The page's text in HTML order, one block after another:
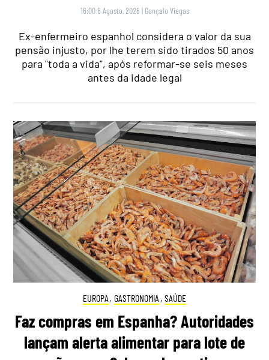
16:00 6 Agosto, 2026 | Gonçalo Viegas
Ex-enfermeiro espanhol considera o valor da sua
pensão injusto, por lhe terem sido tirados 50 anos
para "toda a vida", após reformar-se seis meses
antes da idade legal
EUROPA, GASTRONOMIA , SAÚDE
Faz compras em Espanha? Autoridades
lançam alerta alimentar para lote de